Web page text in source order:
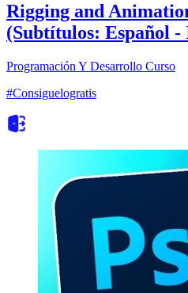
Rigging and
(Subtítulos: Español -
Programación Y Desarrollo Curso
#Consiguelogratis